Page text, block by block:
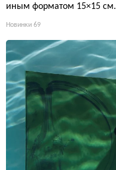
иным форматом 15×15 см.
Новинки 69